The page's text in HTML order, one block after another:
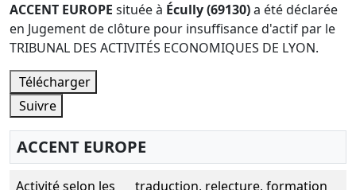
ACCENT EUROPE située à Écully (69130)a été déclarée
en Jugement de clôture pour insuffisance d'actif par le
TRIBUNAL DES ACTIVITÉS ECONOMIQUES DE LYON.
Télécharger
Suivre
ACCENT EUROPE
Activité selon les
traduction, relecture, formation